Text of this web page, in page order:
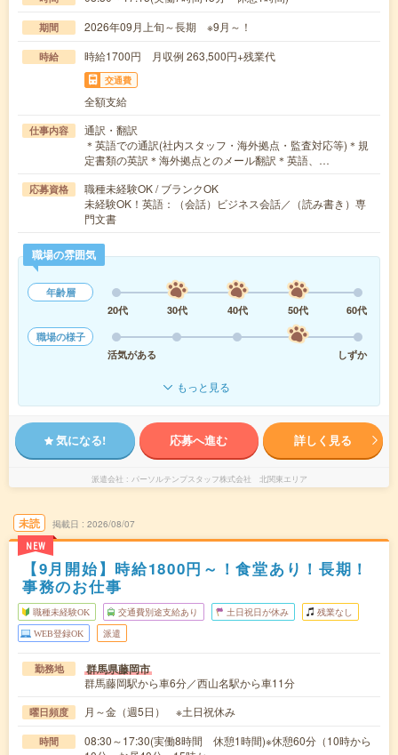
期間 2026年09月上旬～長期 ※9月～！
時給 時給1700円 月収例 263,500円+残業代
交通費
全額支給
仕事内容
通訳・翻訳
＊英語での通訳(社内スタッフ・海外拠点・監査対応等)＊規
定書類の英訳＊海外拠点とのメール翻訳＊英語、…
応募資格
職種未経験OK / ブランクOK
未経験OK！英語：（会話）ビジネス会話／（読み書き）専
門文書
職場の雰囲気
年齢層
20代
30代 40代 50代
60代
職場の様子
活気がある
しずか
もっと見る
気になる! 応募へ進む 詳しく見る
派遣会社 パーソルテンプスタッフ株式会社 北関東エリア
未読
NEW
掲載日 2026/08/07
【9月開始】時給1800円～！食堂あり！長期！
事務のお仕事
職種未経験OK 交通費別途支給あり 土日祝日が休み 残業なし
WEB登録OK 派遣
勤務地 群馬県藤岡市
群馬藤岡駅から車6分／西山名駅から車11分
曜日頻度 月～金（週5日） ※土日祝休み
時間
08:30～17:30(実働8時間 休憩1時間)※休憩60分（10時から